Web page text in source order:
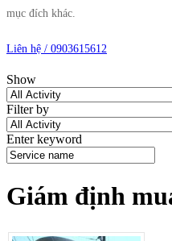
mục đích khác.
Liên hệ / 0903615612
Show
Filter by
Enter keyword
Giám định